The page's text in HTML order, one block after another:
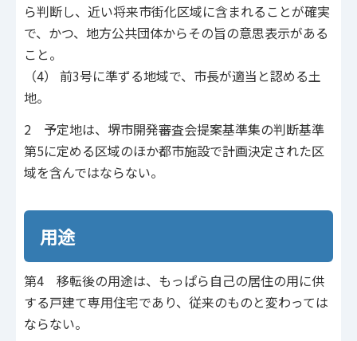
ら判断し、近い将来市街化区域に含まれることが確実
で、かつ、地方公共団体からその旨の意思表示がある
こと。
（4） 前3号に準ずる地域で、市長が適当と認める土
地。
2 予定地は、堺市開発審査会提案基準集の判断基準
第5に定める区域のほか都市施設で計画決定された区
域を含んではならない。
用途
第4 移転後の用途は、もっぱら自己の居住の用に供
する戸建て専用住宅であり、従来のものと変わっては
ならない。